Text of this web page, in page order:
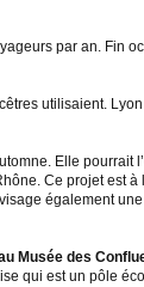
par an. Fin
utilisaient.
Elle pourrait
Ce projet est
également
Musée des
qui est un pôle